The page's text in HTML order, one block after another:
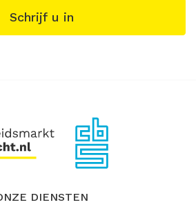
Schrijf u in
DIENSTEN